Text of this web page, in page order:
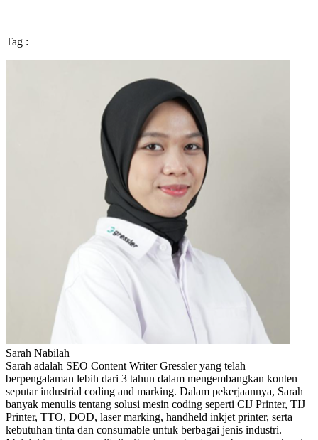
Tag :
Sarah Nabilah
Sarah adalah SEO Content Writer Gressler yang telah
berpengalaman lebih dari 3 tahun dalam mengembangkan konten
seputar industrial coding and marking. Dalam pekerjaannya, Sarah
banyak menulis tentang solusi mesin coding seperti CIJ Printer, TIJ
Printer, TTO, DOD, laser marking, handheld inkjet printer, serta
kebutuhan tinta dan consumable untuk berbagai jenis industri.